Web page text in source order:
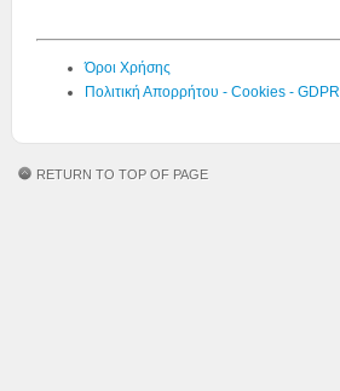
Όροι Χρήσης
Πολιτική Απορρήτου - Cookies - GDPR
RETURN TO TOP OF PAGE